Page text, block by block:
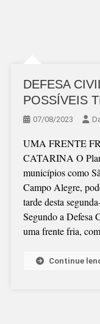
DEFESA
POSSÍVEIS
07/08/2023
UMA FRENTE
CATARINA O
municípios como
Campo Alegre,
tarde desta
Segundo a Defesa
uma frente fria,
Continue